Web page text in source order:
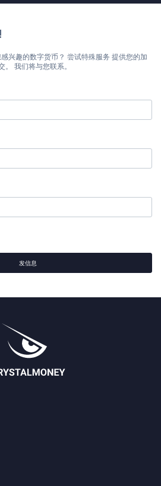
兴趣的数字货币？ 尝试特殊服务 提供您的加
我们将与您联系。
发信息